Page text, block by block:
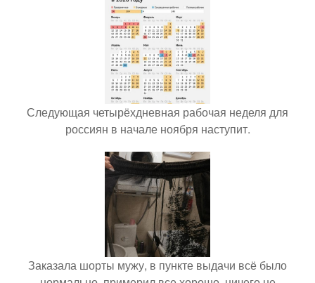
Следующая четырёхдневная рабочая неделя для
россиян в начале ноября наступит.
Заказала шорты мужу, в пункте выдачи всё было